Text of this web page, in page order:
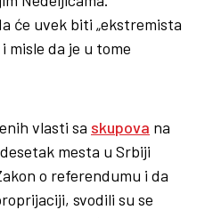
će uvek biti „ekstremista
misle da je u tome
vlasti sa skupova na
mesta u Srbiji
o referendumu i da
svodili su se